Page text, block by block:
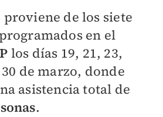
proviene de los siete
en el
los días 19, 21, 23,
30 de marzo, donde
asistencia total de
.